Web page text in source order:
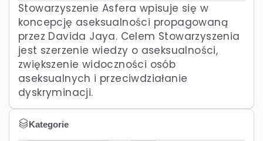
Stowarzyszenie Asfera wpisuje się w
koncepcję aseksualności propagowaną
przez Davida Jaya. Celem Stowarzyszenia
jest szerzenie wiedzy o aseksualności,
zwiększenie widoczności osób
aseksualnych i przeciwdziałanie
dyskryminacji.
Kategorie